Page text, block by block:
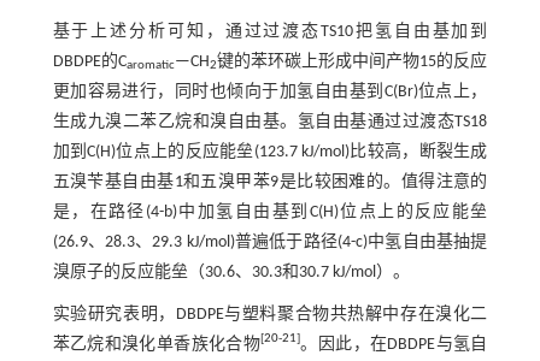
基于上述分析可知，通过过渡态TS10把氢自由基加到
DBDPE的Caromatic—CH2键的苯环碳上形成中间产物15的反应
更加容易进行，同时也倾向于加氢自由基到C(Br)位点上，
生成九溴二苯乙烷和溴自由基。氢自由基通过过渡态TS18
加到C(H)位点上的反应能垒(123.7 kJ/mol)比较高，断裂生成
五溴苄基自由基1和五溴甲苯9是比较困难的。值得注意的
是，在路径(4-b)中加氢自由基到C(H)位点上的反应能垒
(26.9、28.3、29.3 kJ/mol)普遍低于路径(4-c)中氢自由基抽提
溴原子的反应能垒（30.6、30.3和30.7 kJ/mol）。
实验研究表明，DBDPE与塑料聚合物共热解中存在溴化二
苯乙烷和溴化单香族化合物[20-21]。因此，在DBDPE与氢自